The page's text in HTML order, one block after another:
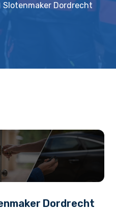
Slotenmaker Dordrecht
Dordrecht